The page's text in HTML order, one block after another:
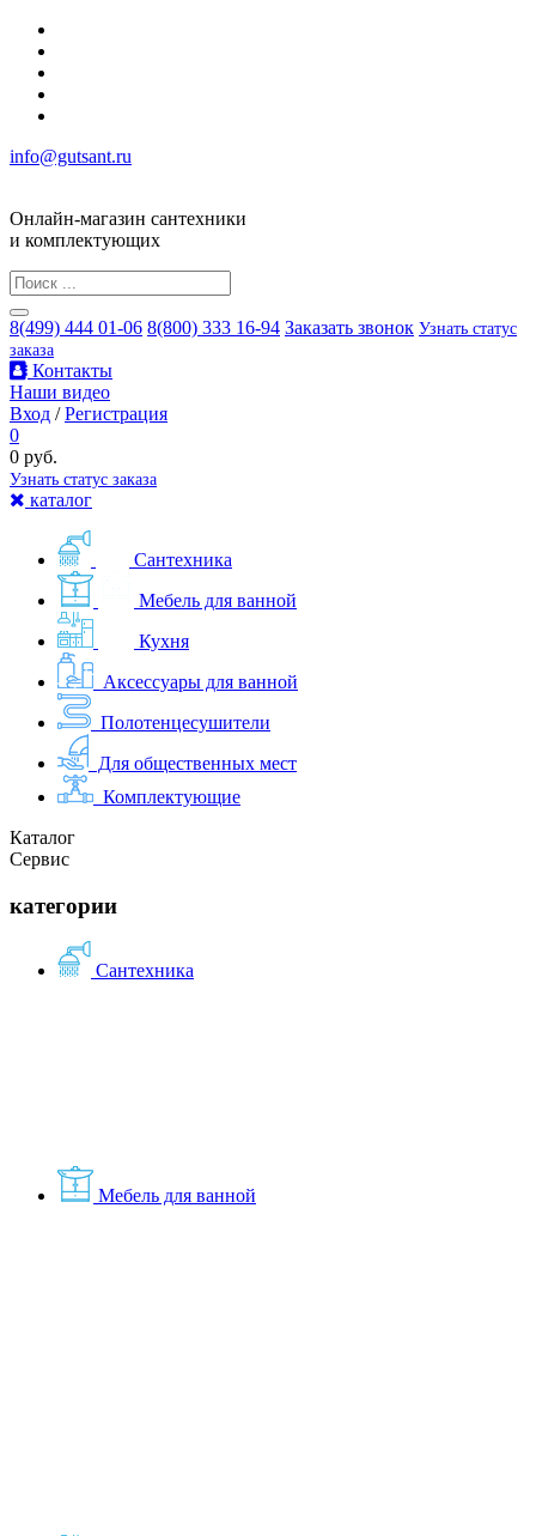
info@gutsant.ru
Онлайн-магазин сантехники
и комплектующих
8(499) 444 01-06 8(800) 333 16-94 Заказать звонок Узнать статус
заказа
Контакты
Наши видео
Вход /Регистрация
0
0 руб.
Узнать статус заказа
каталог
Сантехника
Мебель для ванной
Кухня
Аксессуары для ванной
Полотенцесушители
Для общественных мест
Комплектующие
Каталог
Сервис
категории
Сантехника
Мебель для ванной